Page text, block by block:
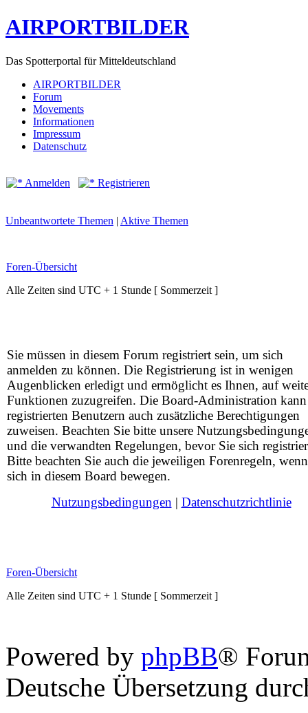
AIRPORTBILDER
Das Spotterportal für Mitteldeutschland
AIRPORTBILDER
Forum
Movements
Informationen
Impressum
Datenschutz
Anmelden Registrieren
Unbeantwortete Themen | Aktive Themen
Foren-Übersicht
Alle Zeiten sind UTC + 1 Stunde [ Sommerzeit ]
Sie müssen in diesem Forum registriert sein, um sich
anmelden zu können. Die Registrierung ist in wenigen
Augenblicken erledigt und ermöglicht es Ihnen, auf
Funktionen zuzugreifen. Die Board-Administration kann
registrierten Benutzern auch zusätzliche Berechtigungen
zuweisen. Beachten Sie bitte unsere
und die verwandten Regelungen, bevor Sie sich
Bitte beachten Sie auch die jeweiligen Forenregeln,
sich in diesem Board bewegen.
Nutzungsbedingungen | Datenschutzrichtlinie
Foren-Übersicht
Alle Zeiten sind UTC + 1 Stunde [ Sommerzeit ]
Powered by phpBB®
Deutsche Übersetzung